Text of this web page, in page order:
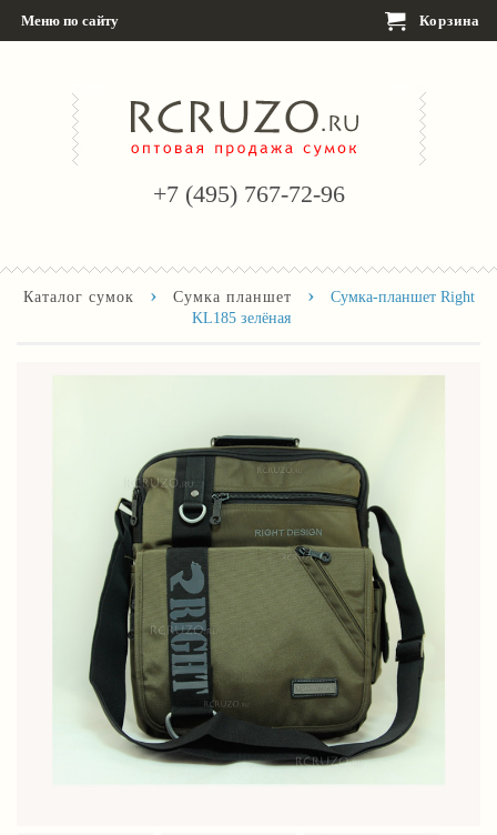
Меню по сайту Корзина
+7 (495) 767-72-96
Каталог сумок › Сумка планшет ›
Сумка-планшет Right
KL185 зелёная